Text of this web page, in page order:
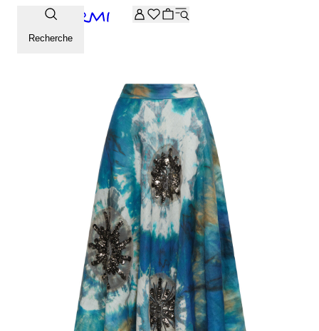
-20% supplémentaires sur la sélection Archive. Saisissez le
Recherche